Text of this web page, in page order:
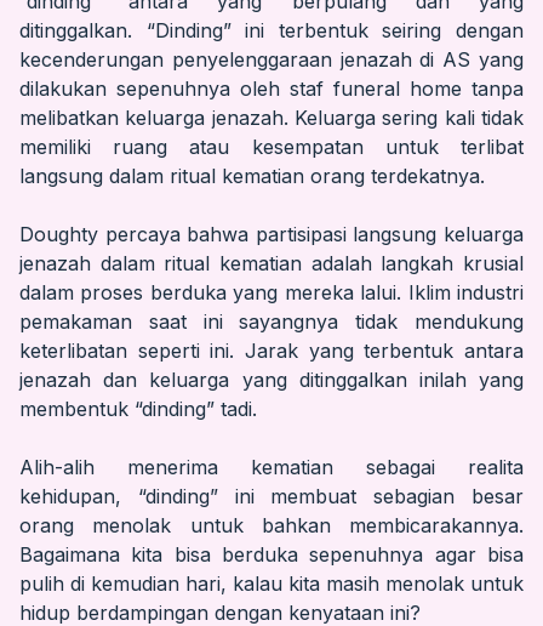
ditinggalkan. “Dinding” ini terbentuk seiring dengan
kecenderungan penyelenggaraan jenazah di AS yang
dilakukan sepenuhnya oleh staf funeral home tanpa
melibatkan keluarga jenazah. Keluarga sering kali tidak
memiliki ruang atau kesempatan untuk terlibat
langsung dalam ritual kematian orang terdekatnya.
Doughty percaya bahwa partisipasi langsung keluarga
jenazah dalam ritual kematian adalah langkah krusial
dalam proses berduka yang mereka lalui. Iklim industri
pemakaman saat ini sayangnya tidak mendukung
keterlibatan seperti ini. Jarak yang terbentuk antara
jenazah dan keluarga yang ditinggalkan inilah yang
membentuk “dinding” tadi.
Alih-alih menerima kematian sebagai realita
kehidupan, “dinding” ini membuat sebagian besar
orang menolak untuk bahkan membicarakannya.
Bagaimana kita bisa berduka sepenuhnya agar bisa
pulih di kemudian hari, kalau kita masih menolak untuk
hidup berdampingan dengan kenyataan ini?